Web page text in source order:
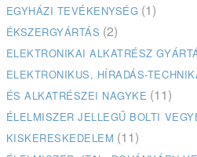
EGYHÁZI TEVÉKENYSÉG (1)
ÉKSZERGYÁRTÁS (2)
ELEKTRONIKAI ALKATRÉSZ
ELEKTRONIKUS, HÍRADÁS-
ÉS ALKATRÉSZEI NAGYKE (11)
ÉLELMISZER JELLEGŰ BOLTI
KISKERESKEDELEM (11)